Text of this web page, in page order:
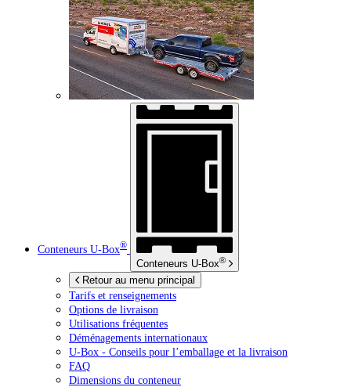
Conteneurs U-Box®
Conteneurs U-Box®
Retour au menu principal
Tarifs et renseignements
Options de livraison
Utilisations fréquentes
Déménagements internationaux
U-Box - Conseils pour l’emballage et la livraison
FAQ
Dimensions du conteneur